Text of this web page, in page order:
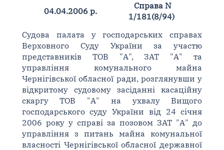
04.04.2006 р.
Справа N
1/181(8/94)
Судова палата у господарських справах
Верховного Суду України за участю
представників ТОВ "А", ЗАТ "А" та
управління комунального майна
Чернігівської обласної ради, розглянувши у
відкритому судовому засіданні касаційну
скаргу ТОВ "А" на ухвалу Вищого
господарського суду України від 24 січня
2006 року у справі за позовом ЗАТ "А" до
управління з питань майна комунальної
власності Чернігівської обласної державної